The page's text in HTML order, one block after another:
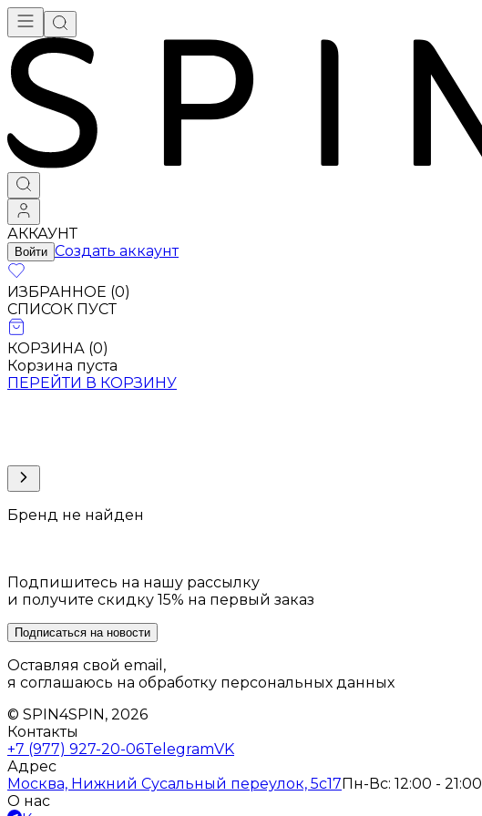
АККАУНТ
Войти Создать аккаунт
ИЗБРАННОЕ (0)
СПИСОК ПУСТ
КОРЗИНА (0)
Корзина пуста
ПЕРЕЙТИ В КОРЗИНУ
Бренд не найден
Подпишитесь на нашу рассылку
и получите скидку 15% на первый заказ
Подписаться на новости
Оставляя свой email,
я соглашаюсь на обработку персональных данных
© SPIN4SPIN, 2026
Контакты
+7 (977) 927-20-06TelegramVK
Адрес
Москва, Нижний Сусальный переулок, 5с17 Пн-Вс: 12:00 - 21:00
О нас
Брендовая одежда - купить в Москве